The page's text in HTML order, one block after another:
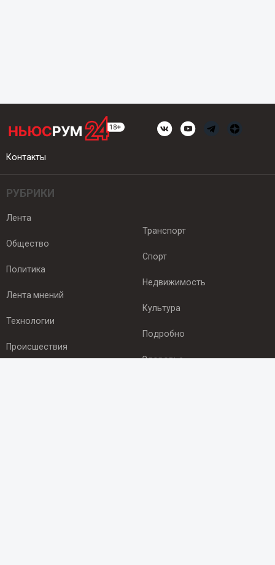
Контакты
РУБРИКИ
Лента
Общество
Политика
Лента мнений
Технологии
Происшествия
Транспорт
Спорт
Недвижимость
Культура
Подробно
Здоровье